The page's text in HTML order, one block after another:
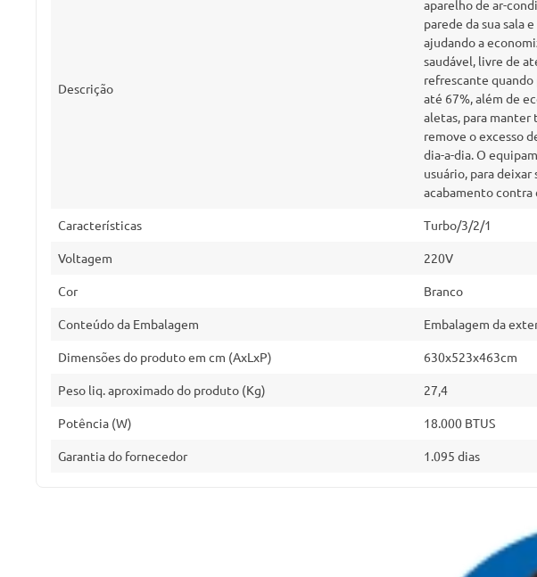
Descrição
aparelho de ar-
parede da sua sala
ajudando a
saudável, livre de
refrescante
até 67%, além de
aletas, para
remove o excesso
dia-a-dia. O
usuário, para
acabamento contra
Características Turbo/3/2/1
Voltagem 220V
Cor Branco
Conteúdo da Embalagem Embalagem da
Dimensões do produto em cm (AxLxP) 630x523x463cm
Peso liq. aproximado do produto (Kg) 27,4
Potência (W) 18.000 BTUS
Garantia do fornecedor 1.095 dias